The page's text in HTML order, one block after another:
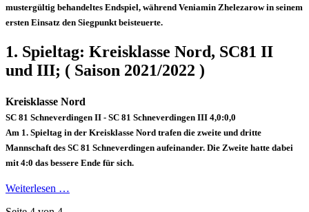
mustergültig behandeltes Endspiel, während Veniamin Zhelezarow in seinem
ersten Einsatz den Siegpunkt beisteuerte.
1. Spieltag: Kreisklasse Nord, SC81 II
und III; ( Saison 2021/2022 )
Kreisklasse Nord
SC 81 Schneverdingen II - SC 81 Schneverdingen III 4,0:0,0
Am 1. Spieltag in der Kreisklasse Nord trafen die zweite und dritte
Mannschaft des SC 81 Schneverdingen aufeinander. Die Zweite hatte dabei
mit 4:0 das bessere Ende für sich.
Weiterlesen …